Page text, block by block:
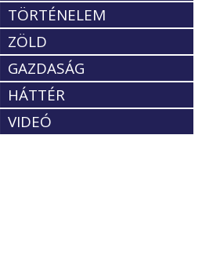
TÖRTÉNELEM
ZÖLD
GAZDASÁG
HÁTTÉR
VIDEÓ